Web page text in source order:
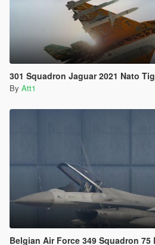
301 Squadron Jaguar 2021 Nato
By Att1
Belgian Air Force 349 Squadron 75